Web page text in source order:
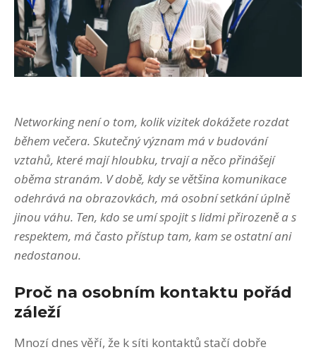
Networking není o tom, kolik vizitek dokážete rozdat
během večera. Skutečný význam má v budování
vztahů, které mají hloubku, trvají a něco přinášejí
oběma stranám. V době, kdy se většina komunikace
odehrává na obrazovkách, má osobní setkání úplně
jinou váhu. Ten, kdo se umí spojit s lidmi přirozeně a s
respektem, má často přístup tam, kam se ostatní ani
nedostanou.
Proč na osobním kontaktu pořád
záleží
Mnozí dnes věří, že k síti kontaktů stačí dobře